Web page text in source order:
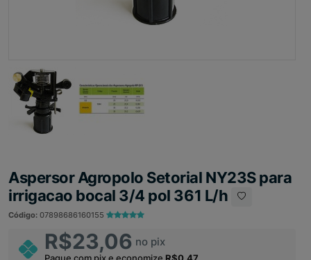
Aspersor Agropolo Setorial NY23S para
irrigacao bocal 3/4 pol 361 L/h
Código: 07898686160155
R$23,06 no pix
Pague com pix e economize R$0,47